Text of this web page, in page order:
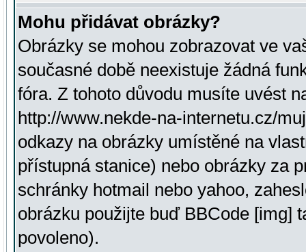
Mohu přidávat obrázky?
Obrázky se mohou zobrazovat ve
současné době neexistuje žádná
fóra. Z tohoto důvodu musíte uvést
http://www.nekde-na-internetu.cz/
odkazy na obrázky umístěné na
přístupná stanice) nebo obrázky za
schránky hotmail nebo yahoo,
obrázku použijte buď BBCode [img]
povoleno).